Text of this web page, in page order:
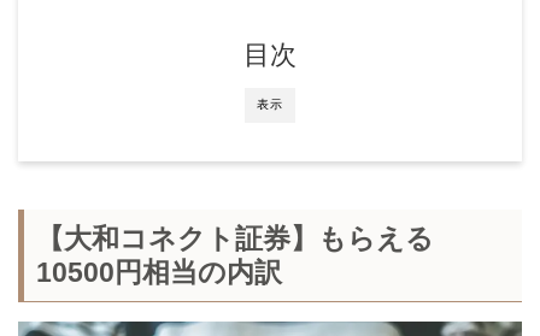
表示
目次
【大和コネクト証券】もらえる
10500円相当の内訳